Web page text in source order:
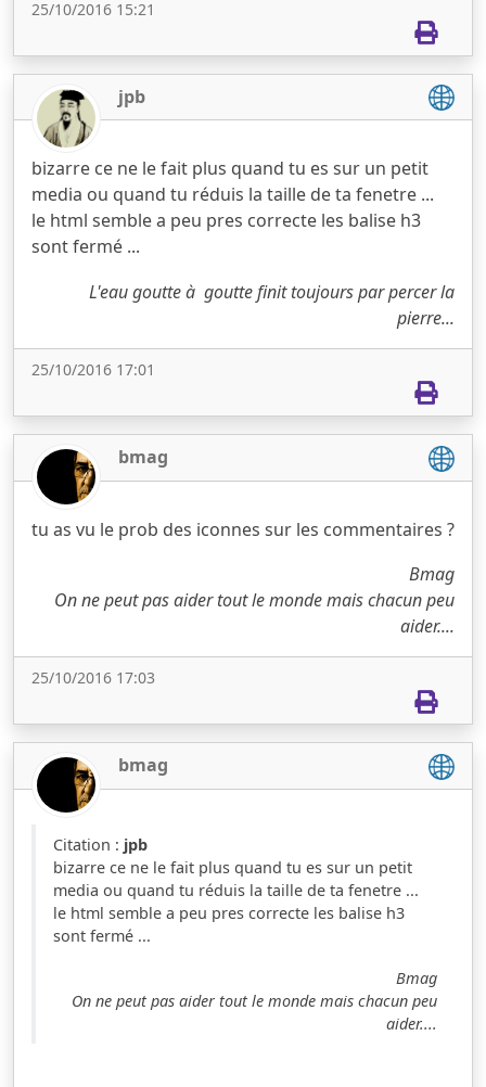
25/10/2016 15:21
jpb
bizarre ce ne le fait plus quand tu es sur un petit
media ou quand tu réduis la taille de ta fenetre ...
le html semble a peu pres correcte les balise h3
sont fermé ...
L'eau goutte à goutte finit toujours par percer la
pierre...
25/10/2016 17:01
bmag
tu as vu le prob des iconnes sur les commentaires ?
Bmag
On ne peut pas aider tout le monde mais chacun peu
aider....
25/10/2016 17:03
bmag
Citation : jpb
bizarre ce ne le fait plus quand tu es sur un petit
media ou quand tu réduis la taille de ta fenetre ...
le html semble a peu pres correcte les balise h3
sont fermé ...
Bmag
On ne peut pas aider tout le monde mais chacun peu
aider....